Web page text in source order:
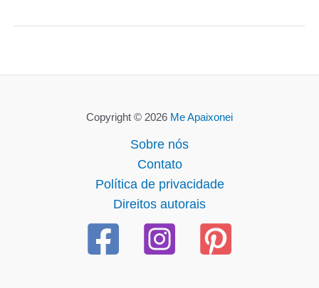
Copyright © 2026 Me Apaixonei
Sobre nós
Contato
Política de privacidade
Direitos autorais